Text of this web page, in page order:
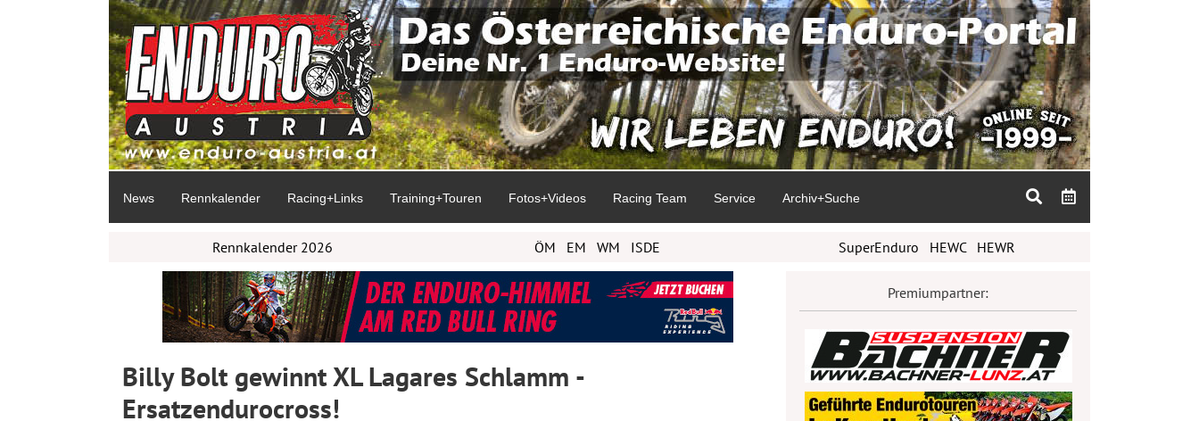
News Rennkalender Racing+Links Training+Touren Fotos+Videos Racing Team Service Archiv+Suche
Rennkalender 2026 ÖM EM WM ISDE SuperEnduro HEWC HEWR
Billy Bolt gewinnt XL Lagares Schlamm -
Ersatzendurocross!
Premiumpartner: